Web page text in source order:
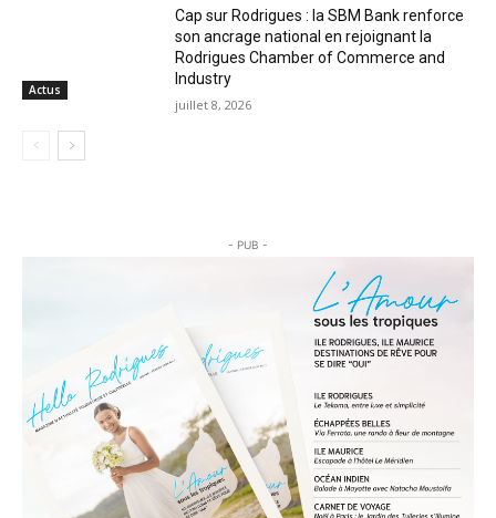
Actus
Cap sur Rodrigues : la SBM Bank renforce
son ancrage national en rejoignant la
Rodrigues Chamber of Commerce and
Industry
juillet 8, 2026
- PUB -